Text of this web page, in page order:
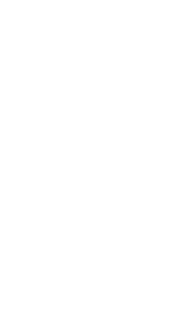
un
M&S
dans
10